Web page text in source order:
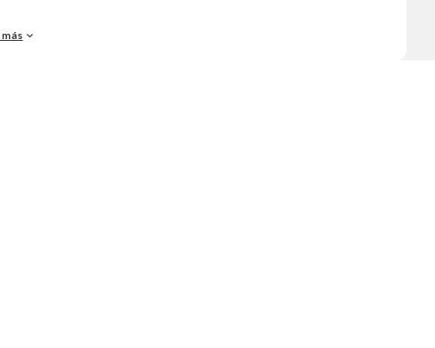
¡Visítanos y descubre todo lo que tenemos para ofrecerte!